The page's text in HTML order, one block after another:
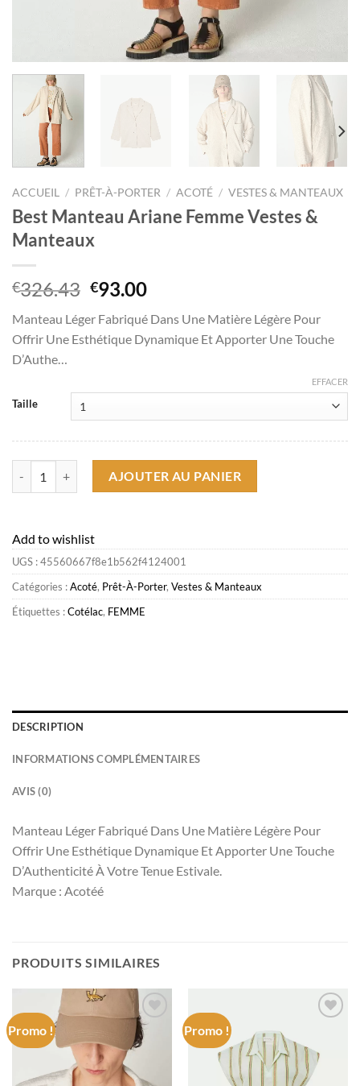
ACCUEIL / PRÊT-À-PORTER / ACOTÉ / VESTES & MANTEAUX
Best Manteau Ariane Femme Vestes &
Manteaux
€326.43 Le
initial
était :
€93.00Le
actuel
est :
Manteau Léger Fabriqué Dans Une Matière Légère Pour
Offrir Une Esthétique Dynamique Et Apporter Une Touche
D’Authe…
Taille
EFFACER
quantité de Best Manteau Ariane Femme Vestes & Manteaux
AJOUTER AU PANIER
Add to wishlist
UGS :45560667f8e1b562f4124001
Catégories :Acoté, Prêt-À-Porter, Vestes & Manteaux
Étiquettes :Cotélac, FEMME
DESCRIPTION
INFORMATIONS COMPLÉMENTAIRES
AVIS (0)
Manteau Léger Fabriqué Dans Une Matière Légère Pour
Offrir Une Esthétique Dynamique Et Apporter Une Touche
D’Authenticité À Votre Tenue Estivale.
Marque : Acotéé
PRODUITS SIMILAIRES
Promo !
Add to
wishlist
Promo !